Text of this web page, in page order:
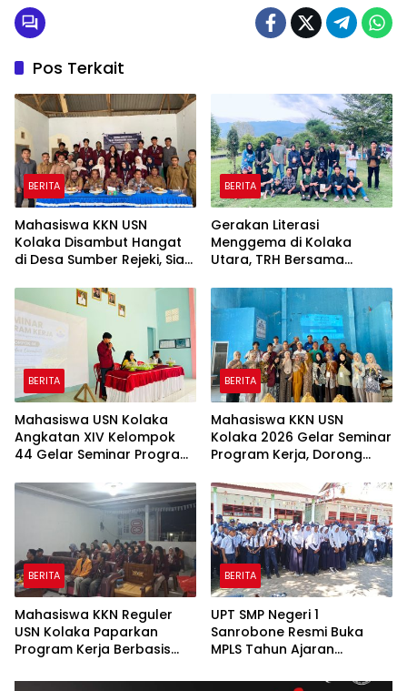
Pos Terkait
BERITA
Mahasiswa KKN USN
Kolaka Disambut Hangat
di Desa Sumber Rejeki, Siap
Pemberdayaan
Masyarakat
BERITA
Gerakan Literasi
Menggema di Kolaka
Utara, TRH Bersama
Gelar Lapak Baca Terbuka
BERITA
Mahasiswa USN Kolaka
Angkatan XIV Kelompok
44 Gelar Seminar Program
Onembute
BERITA
Mahasiswa KKN USN
Kolaka 2026 Gelar Seminar
Program Kerja, Dorong
Desa Berdaya dan
Berkelanjutan
BERITA
Mahasiswa KKN Reguler
USN Kolaka Paparkan
Program Kerja Berbasis
BERITA
UPT SMP Negeri 1
Sanrobone Resmi Buka
MPLS Tahun Ajaran